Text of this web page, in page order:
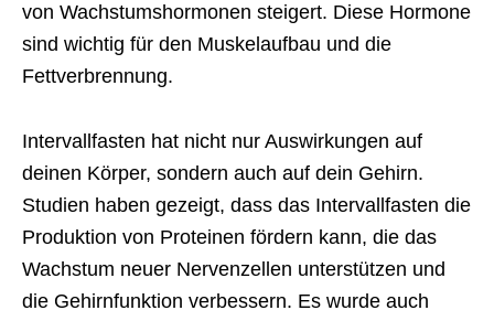
von Wachstumshormonen steigert. Diese Hormone
sind wichtig für den Muskelaufbau und die
Fettverbrennung.
Intervallfasten hat nicht nur Auswirkungen auf
deinen Körper, sondern auch auf dein Gehirn.
Studien haben gezeigt, dass das Intervallfasten die
Produktion von Proteinen fördern kann, die das
Wachstum neuer Nervenzellen unterstützen und
die Gehirnfunktion verbessern. Es wurde auch